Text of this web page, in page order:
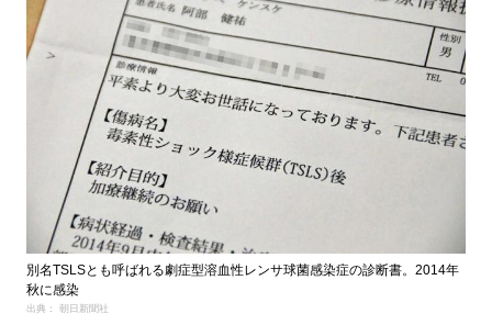
別名TSLSとも呼ばれる劇症型溶血性レンサ球菌感染症の診断書。2014年
秋に感染
出典： 朝日新聞社